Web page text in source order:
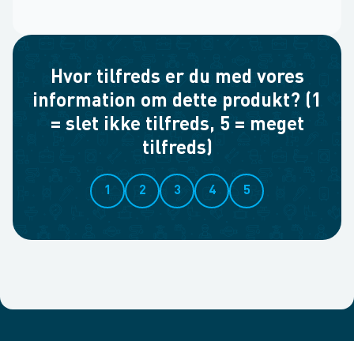
Hvor tilfreds er du med vores
information om dette produkt? (1
= slet ikke tilfreds, 5 = meget
tilfreds)
1 2 3 4 5